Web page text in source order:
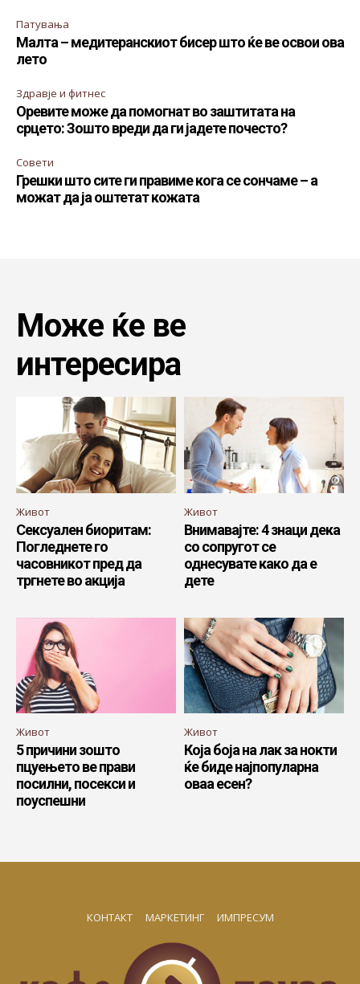
Патувања
Малта – медитеранскиот бисер што ќе ве освои ова
лето
Здравје и фитнес
Оревите може да помогнат во заштитата на
срцето: Зошто вреди да ги јадете почесто?
Совети
Грешки што сите ги правиме кога се сончаме – а
можат да ја оштетат кожата
Може ќе ве
интересира
Живот
Сексуален биоритам:
Погледнете го
часовникот пред да
тргнете во акција
Живот
Внимавајте: 4 знаци дека
со сопругот се
однесувате како да е
дете
Живот
5 причини зошто
пцуењето ве прави
посилни, посекси и
поуспешни
Живот
Која боја на лак за нокти
ќе биде најпопуларна
оваа есен?
КОНТАКТ МАРКЕТИНГ ИМПРЕСУМ